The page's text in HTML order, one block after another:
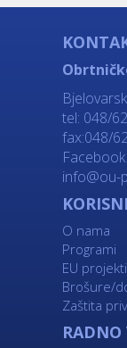
tel: 048/
fax:048/
info@ou-
O nama
Programi
EU projekti
Brošure/
Zaštita
RADNO